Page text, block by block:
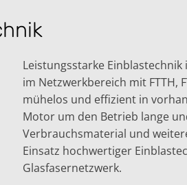
Leistungsstarke
im Netzwerkbereich mit FTTH,
mühelos und effizient in
Motor um den Betrieb lange
Verbrauchsmaterial und
Einsatz hochwertiger
Glasfasernetzwerk.